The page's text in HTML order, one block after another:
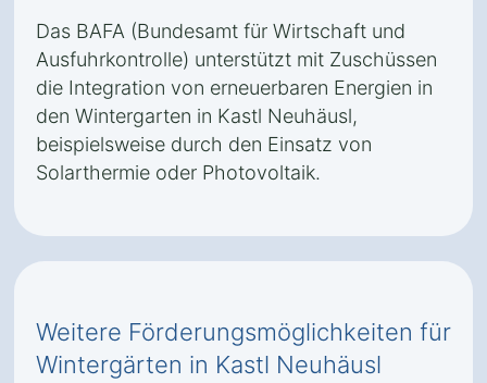
Das BAFA (Bundesamt für Wirtschaft und
Ausfuhrkontrolle) unterstützt mit Zuschüssen
die Integration von erneuerbaren Energien in
den Wintergarten in Kastl Neuhäusl,
beispielsweise durch den Einsatz von
Solarthermie oder Photovoltaik.
Weitere Förderungsmöglichkeiten für
Wintergärten in Kastl Neuhäusl